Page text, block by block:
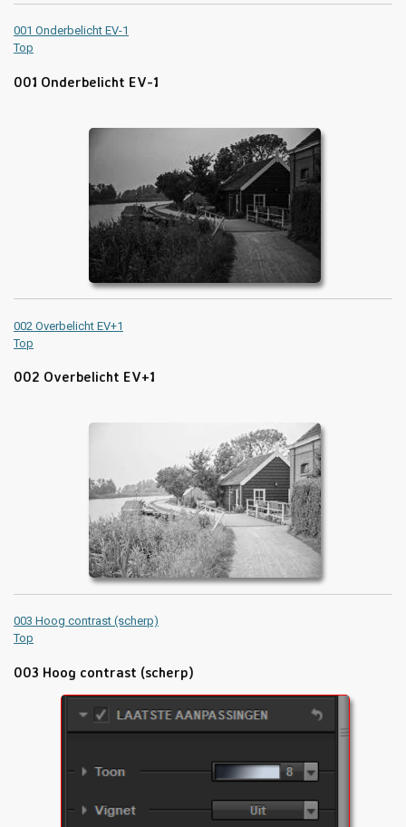
001 Onderbelicht EV-1
Top
001 Onderbelicht EV-1
002 Overbelicht EV+1
Top
002 Overbelicht EV+1
003 Hoog contrast (scherp)
Top
003 Hoog contrast (scherp)